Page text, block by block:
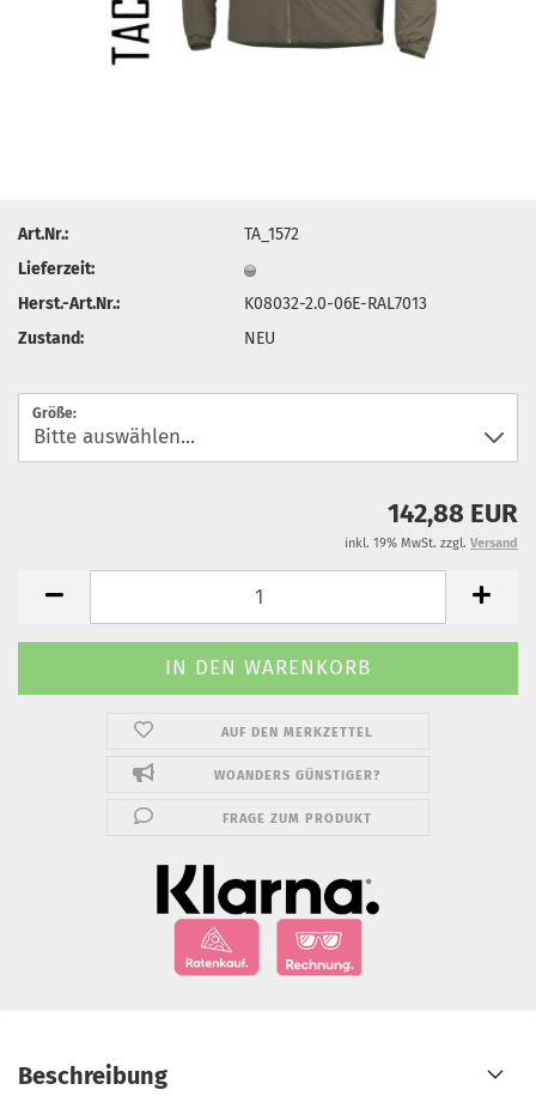
Art.Nr.:
TA_1572
Lieferzeit:
Herst.-Art.Nr.:
K08032-2.0-06E-RAL7013
Zustand:
NEU
Größe:
142,88 EUR
inkl. 19% MwSt. zzgl. Versand
AUF DEN MERKZETTEL
WOANDERS GÜNSTIGER?
FRAGE ZUM PRODUKT
Beschreibung